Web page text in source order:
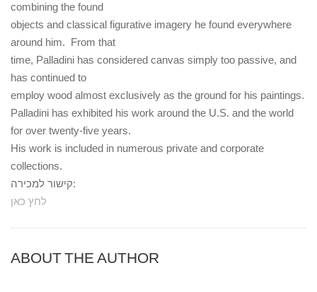
combining the found
objects and classical figurative imagery he found everywhere
around him. From that
time, Palladini has considered canvas simply too passive, and
has continued to
employ wood almost exclusively as the ground for his paintings.
Palladini has exhibited his work around the U.S. and the world
for over twenty-five years.
His work is included in numerous private and corporate
collections.
קישור למכירה:
לחץ כאן
ABOUT THE AUTHOR